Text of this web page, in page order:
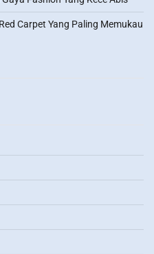
Carpet Yang Paling Memukau